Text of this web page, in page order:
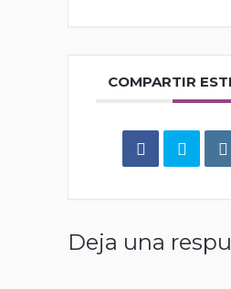
COMPARTIR
Deja una